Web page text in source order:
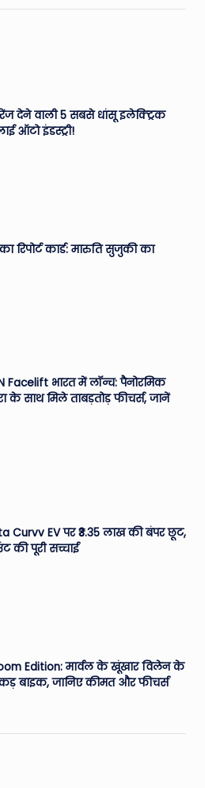
देने वाली 5 सबसे धांसू इलेक्ट्रिक
ऑटो इंडस्ट्री!
रिपोर्ट कार्ड: मारुति सुजुकी का
Facelift भारत में लॉन्च: पैनोरमिक
साथ मिले ताबड़तोड़ फीचर्स, जानें
Curvv EV पर ₹3.35 लाख की बंपर छूट,
की पूरी सच्चाई
Edition: मार्वल के खूंखार विलेन के
बाइक, जानिए कीमत और फीचर्स